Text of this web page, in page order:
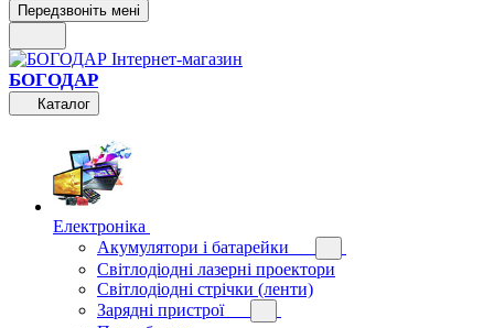
Передзвоніть мені
БОГОДАР
Каталог
Електроніка
Акумулятори і батарейки
Світлодіодні лазерні проектори
Світлодіодні стрічки (ленти)
Зарядні пристрої